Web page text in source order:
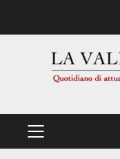
PRIMÄRES